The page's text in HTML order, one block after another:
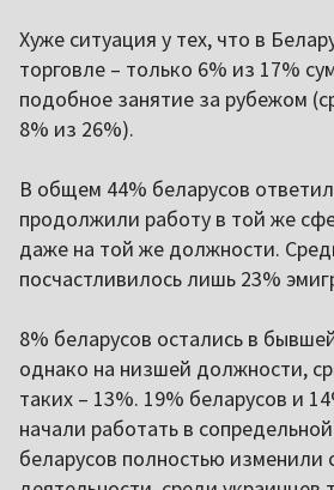
Хуже ситуация у тех, что в
торговле – только 6% из 17%
подобное занятие за рубежом
8% из 26%).
В общем 44% беларусов
продолжили работу в той же
даже на той же должности.
посчастливилось лишь 23%
8% беларусов остались в
однако на низшей должности,
таких – 13%. 19% беларусов и
начали работать в
беларусов полностью изменили